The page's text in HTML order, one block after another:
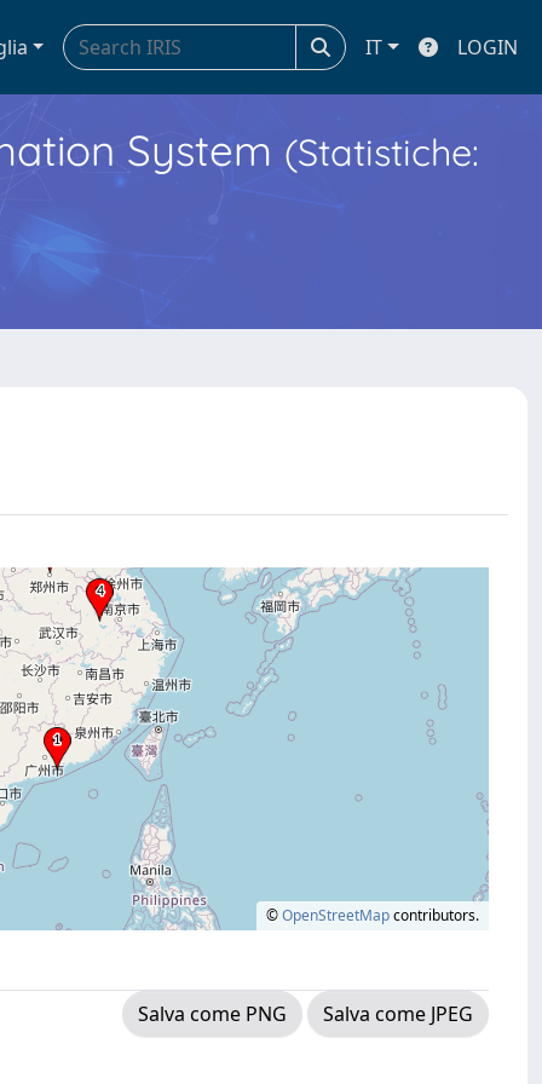
IT LOGIN
System (Statistiche:
©OpenStreetMapcontributors.
Salva come PNG Salva come JPEG